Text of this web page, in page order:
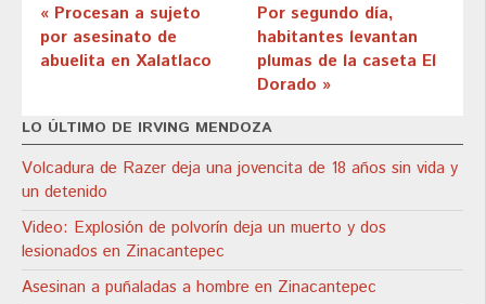
« Procesan a sujeto
por asesinato de
abuelita en Xalatlaco
Por segundo día,
habitantes levantan
plumas de la caseta El
Dorado »
LO ÚLTIMO DE IRVING MENDOZA
Volcadura de Razer deja una jovencita de 18 años sin vida y
un detenido
Video: Explosión de polvorín deja un muerto y dos
lesionados en Zinacantepec
Asesinan a puñaladas a hombre en Zinacantepec